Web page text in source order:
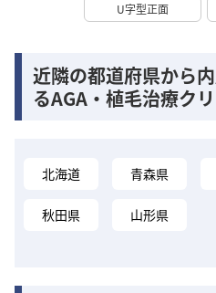
U字型正面
近隣の都道府県から
るAGA・植毛治療ク
北海道 青森県
秋田県 山形県